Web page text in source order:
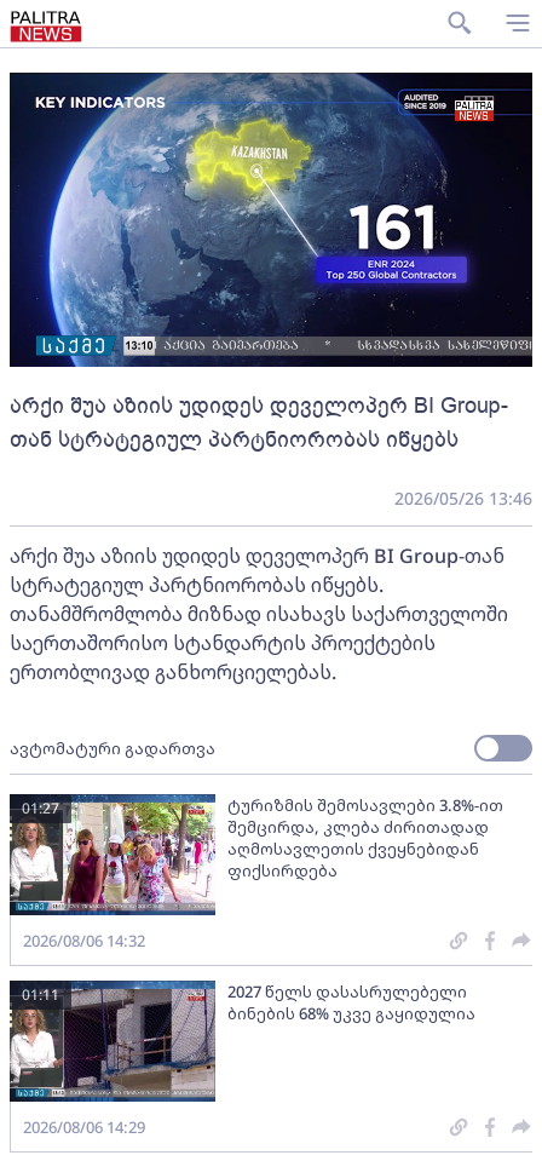
არქი შუა აზიის უდიდეს დეველოპერ BI Group-
თან სტრატეგიულ პარტნიორობას იწყებს
2026/05/26 13:46
არქი შუა აზიის უდიდეს დეველოპერ BI Group-თან
სტრატეგიულ პარტნიორობას იწყებს.
თანამშრომლობა მიზნად ისახავს საქართველოში
საერთაშორისო სტანდარტის პროექტების
ერთობლივად განხორციელებას.
ავტომატური გადართვა
ტურიზმის შემოსავლები 3.8%-ით
შემცირდა, კლება ძირითადად
აღმოსავლეთის ქვეყნებიდან
ფიქსირდება
01:27
2026/08/06 14:32
2027 წელს დასასრულებელი
ბინების 68% უკვე გაყიდულია
01:11
2026/08/06 14:29